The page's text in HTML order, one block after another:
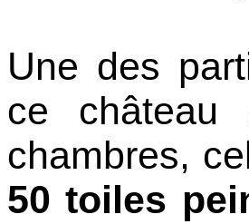
Une des
ce château
chambres,
50 toiles